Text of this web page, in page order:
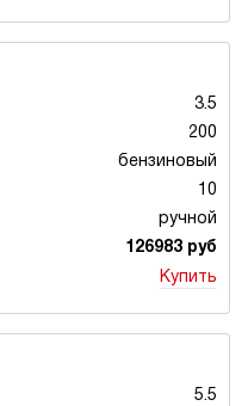
3.5
200
бензиновый
10
ручной
126983 руб
Купить
5.5